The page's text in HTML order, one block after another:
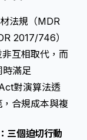
法規（MDR
2017/746）
互相取代，而
滿足
對演算法透
合規成本與複
三個迫切行動